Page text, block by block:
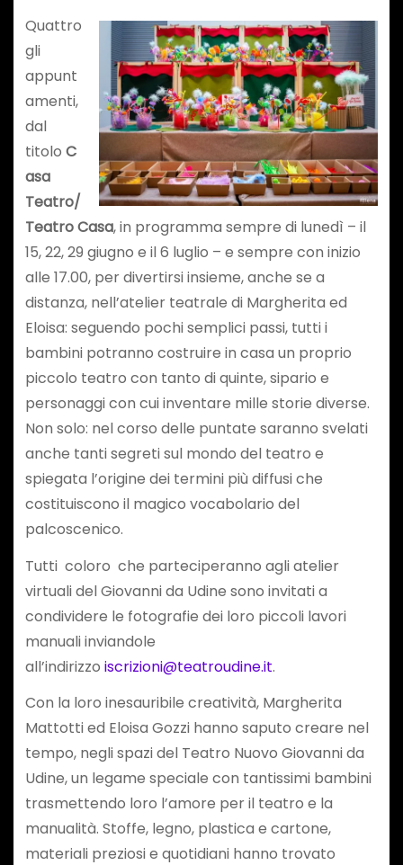
Quattro
gli
appunt
amenti,
dal
titolo C
asa
Teatro/
Teatro Casa, in programma sempre di lunedì – il
15, 22, 29 giugno e il 6 luglio – e sempre con inizio
alle 17.00, per divertirsi insieme, anche se a
distanza, nell’atelier teatrale di Margherita ed
Eloisa: seguendo pochi semplici passi, tutti i
bambini potranno costruire in casa un proprio
piccolo teatro con tanto di quinte, sipario e
personaggi con cui inventare mille storie diverse.
Non solo: nel corso delle puntate saranno svelati
anche tanti segreti sul mondo del teatro e
spiegata l’origine dei termini più diffusi che
costituiscono il magico vocabolario del
palcoscenico.
Tutti coloro che parteciperanno agli atelier
virtuali del Giovanni da Udine sono invitati a
condividere le fotografie dei loro piccoli lavori
manuali inviandole
all’indirizzo iscrizioni@teatroudine.it.
Con la loro inesauribile creatività, Margherita
Mattotti ed Eloisa Gozzi hanno saputo creare nel
tempo, negli spazi del Teatro Nuovo Giovanni da
Udine, un legame speciale con tantissimi bambini
trasmettendo loro l’amore per il teatro e la
manualità. Stoffe, legno, plastica e cartone,
materiali preziosi e quotidiani hanno trovato